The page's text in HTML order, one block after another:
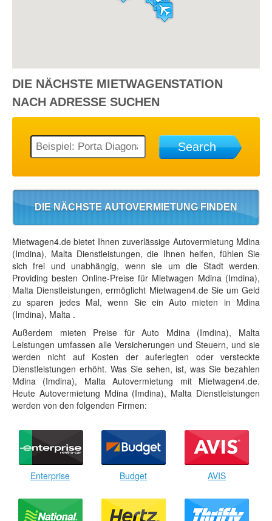
DIE NÄCHSTE MIETWAGENSTATION
NACH ADRESSE SUCHEN
Search
DIE NÄCHSTE AUTOVERMIETUNG FINDEN
Mietwagen4.de bietet Ihnen zuverlässige Autovermietung Mdina
(Imdina), Malta Dienstleistungen, die Ihnen helfen, fühlen Sie
sich frei und unabhängig, wenn sie um die Stadt werden.
Providing besten Online-Preise für Mietwagen Mdina (Imdina),
Malta Dienstleistungen, ermöglicht Mietwagen4.de Sie um Geld
zu sparen jedes Mal, wenn Sie ein Auto mieten in Mdina
(Imdina), Malta .
Außerdem mieten Preise für Auto Mdina (Imdina), Malta
Leistungen umfassen alle Versicherungen und Steuern, und sie
werden nicht auf Kosten der auferlegten oder versteckte
Dienstleistungen erhöht. Was Sie sehen, ist, was Sie bezahlen
Mdina (Imdina), Malta Autovermietung mit Mietwagen4.de.
Heute Autovermietung Mdina (Imdina), Malta Dienstleistungen
werden von den folgenden Firmen:
Enterprise Budget AVIS